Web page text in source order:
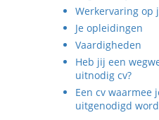
Werkervaring op
Je opleidingen
Vaardigheden
Heb jij een
uitnodig cv?
Een cv waarmee
uitgenodigd
Hierdoor
website-